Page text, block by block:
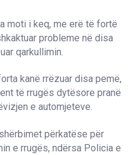
moti i keq, me erë të fortë
probleme në disa
qarkullimin.
kanë rrëzuar disa pemë,
të rrugës dytësore pranë
e automjeteve.
përkatëse për
e rrugës, ndërsa Policia e